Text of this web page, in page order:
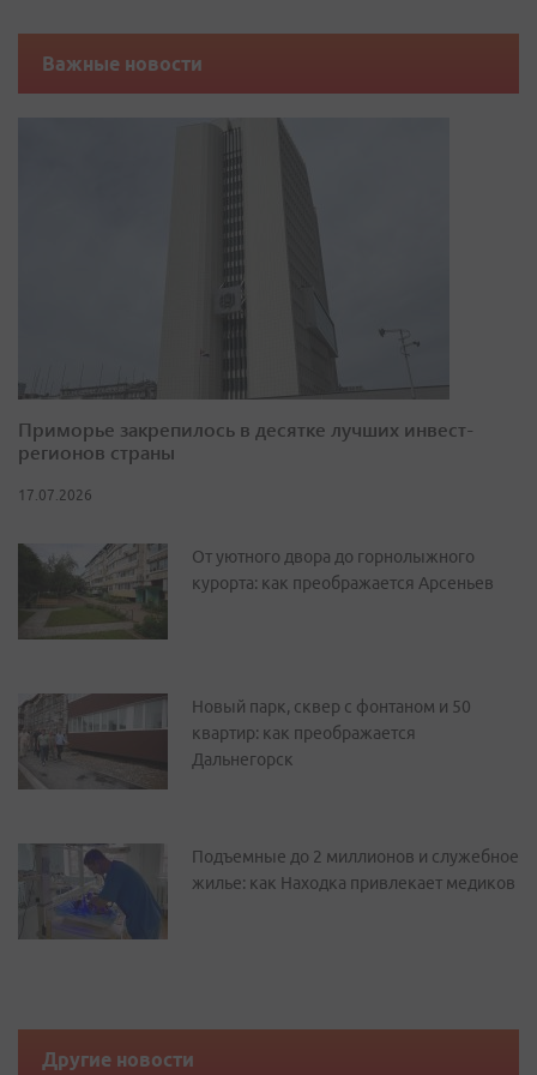
Важные новости
Приморье закрепилось в десятке лучших инвест-
регионов страны
17.07.2026
От уютного двора до горнолыжного
курорта: как преображается Арсеньев
Новый парк, сквер с фонтаном и 50
квартир: как преображается
Дальнегорск
Подъемные до 2 миллионов и служебное
жилье: как Находка привлекает медиков
Другие новости